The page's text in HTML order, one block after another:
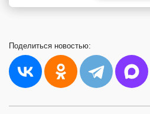
Поделиться новостью: